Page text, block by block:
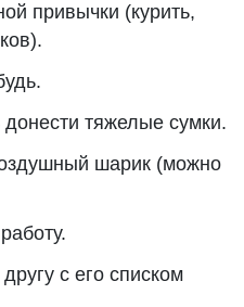
привычки (курить,
тяжелые сумки.
шарик (можно
с его списком